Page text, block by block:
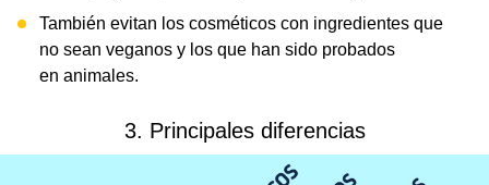
También evitan los cosméticos con ingredientes que
no sean veganos y los que han sido probados
en animales.
3. Principales diferencias